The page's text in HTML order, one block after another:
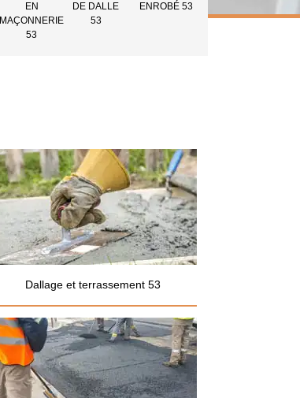
EN
MAÇONNERIE
53
DE DALLE
53
ENROBÉ 53
Dallage et terrassement 53